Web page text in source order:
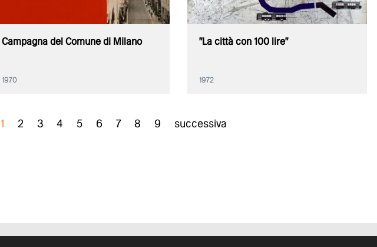
Campagna del Comune di Milano
1970
"La città con 100 lire"
1972
1 2 3 4 5 6 7 8 9 successiva